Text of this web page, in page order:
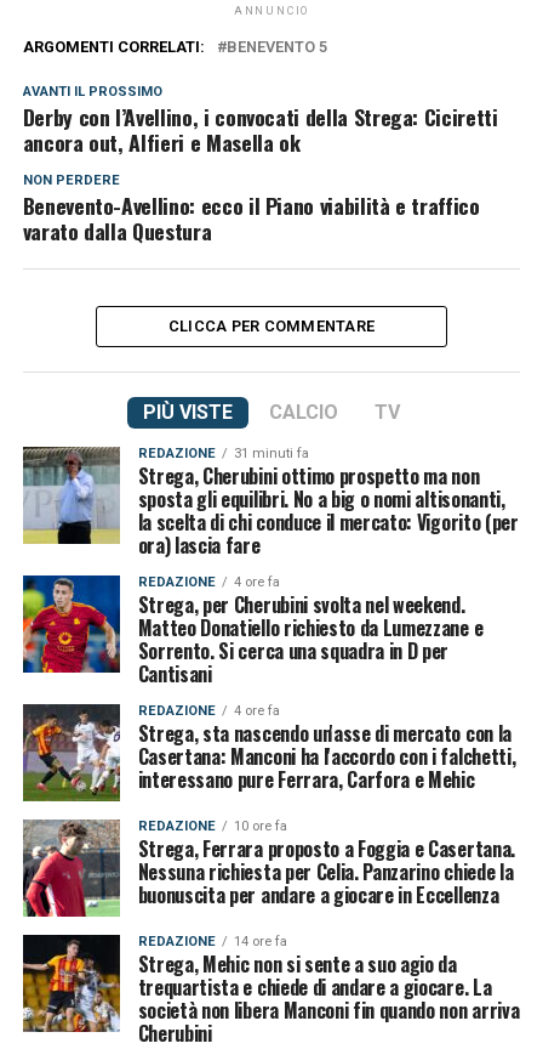
ANNUNCIO
ARGOMENTI CORRELATI: BENEVENTO 5
AVANTI IL ​​PROSSIMO
Derby con l’Avellino, i convocati della Strega: Ciciretti
ancora out, Alfieri e Masella ok
NON PERDERE
Benevento-Avellino: ecco il Piano viabilità e traffico
varato dalla Questura
CLICCA PER COMMENTARE
PIÙ VISTE CALCIO TV
REDAZIONE 31 minuti fa
Strega, Cherubini ottimo prospetto ma non
sposta gli equilibri. No a big o nomi altisonanti,
la scelta di chi conduce il mercato: Vigorito (per
ora) lascia fare
REDAZIONE 4 ore fa
Strega, per Cherubini svolta nel weekend.
Matteo Donatiello richiesto da Lumezzane e
Sorrento. Si cerca una squadra in D per
Cantisani
REDAZIONE 4 ore fa
Strega, sta nascendo un'asse di mercato con la
Casertana: Manconi ha l'accordo con i falchetti,
interessano pure Ferrara, Carfora e Mehic
REDAZIONE 10 ore fa
Strega, Ferrara proposto a Foggia e Casertana.
Nessuna richiesta per Celia. Panzarino chiede la
buonuscita per andare a giocare in Eccellenza
REDAZIONE 14 ore fa
Strega, Mehic non si sente a suo agio da
trequartista e chiede di andare a giocare. La
società non libera Manconi fin quando non arriva
Cherubini